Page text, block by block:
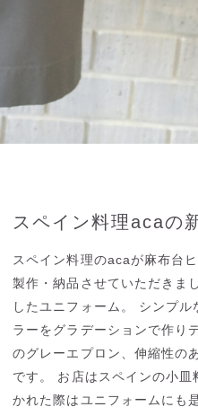
スペイン料理acaの
スペイン料理のacaが麻布台
製作・納品させていただきま
したユニフォーム。 シンプ
ラーをグラデーションで作り
のグレーエプロン、伸縮性の
です。 お店はスペインの小
かれた際はユニフォームにも